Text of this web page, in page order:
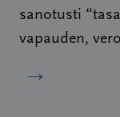
sanotusti
vapauden,
→